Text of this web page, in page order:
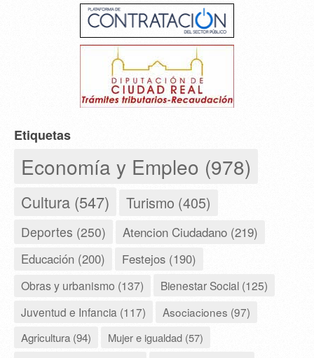
Etiquetas
Economía y Empleo (978)
Cultura (547) Turismo (405)
Deportes (250) Atencion Ciudadano (219)
Educación (200) Festejos (190)
Obras y urbanismo (137)
Bienestar Social (125)
Juventud e Infancia (117)
Asociaciones (97)
Agricultura (94)
Mujer e igualdad (57)